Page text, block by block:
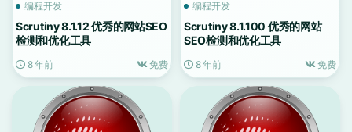
编程开发
Scrutiny 8.1.12 优秀的网站SEO
检测和优化工具
8 年前 免费
编程开发
Scrutiny 8.1.100 优秀的网站
SEO检测和优化工具
8 年前 免费